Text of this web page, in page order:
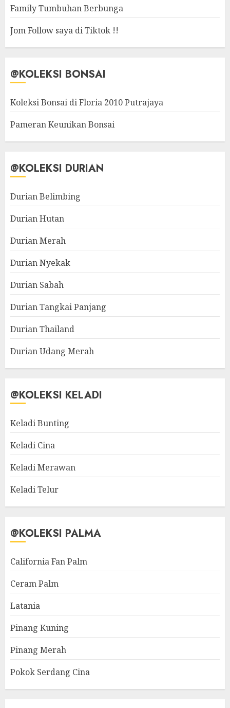
Family Tumbuhan Berbunga
Jom Follow saya di Tiktok !!
@KOLEKSI BONSAI
Koleksi Bonsai di Floria 2010 Putrajaya
Pameran Keunikan Bonsai
@KOLEKSI DURIAN
Durian Belimbing
Durian Hutan
Durian Merah
Durian Nyekak
Durian Sabah
Durian Tangkai Panjang
Durian Thailand
Durian Udang Merah
@KOLEKSI KELADI
Keladi Bunting
Keladi Cina
Keladi Merawan
Keladi Telur
@KOLEKSI PALMA
California Fan Palm
Ceram Palm
Latania
Pinang Kuning
Pinang Merah
Pokok Serdang Cina